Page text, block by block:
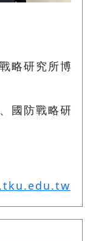
略研究所博
國防戰略研